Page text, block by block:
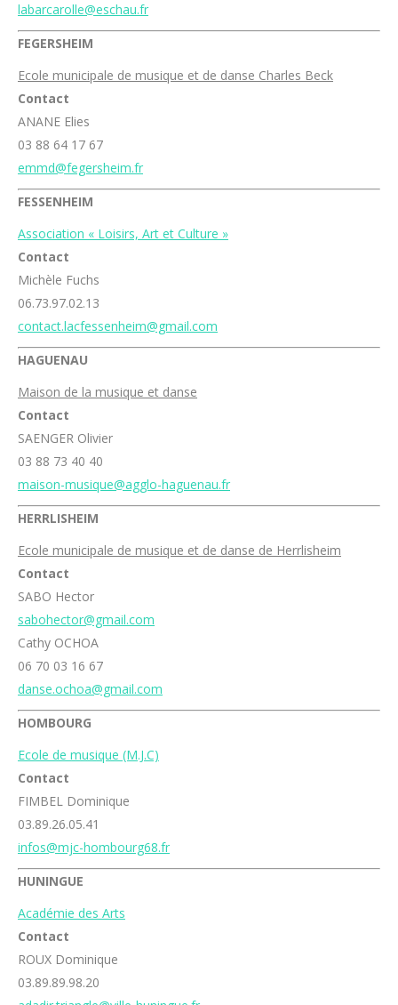
labarcarolle@eschau.fr
FEGERSHEIM
Ecole municipale de musique et de danse Charles Beck
Contact
ANANE Elies
03 88 64 17 67
emmd@fegersheim.fr
FESSENHEIM
Association « Loisirs, Art et Culture »
Contact
Michèle Fuchs
06.73.97.02.13
contact.lacfessenheim@gmail.com
HAGUENAU
Maison de la musique et danse
Contact
SAENGER Olivier
03 88 73 40 40
maison-musique@agglo-haguenau.fr
HERRLISHEIM
Ecole municipale de musique et de danse de Herrlisheim
Contact
SABO Hector
sabohector@gmail.com
Cathy OCHOA
06 70 03 16 67
danse.ochoa@gmail.com
HOMBOURG
Ecole de musique (M.J.C)
Contact
FIMBEL Dominique
03.89.26.05.41
infos@mjc-hombourg68.fr
HUNINGUE
Académie des Arts
Contact
ROUX Dominique
03.89.89.98.20